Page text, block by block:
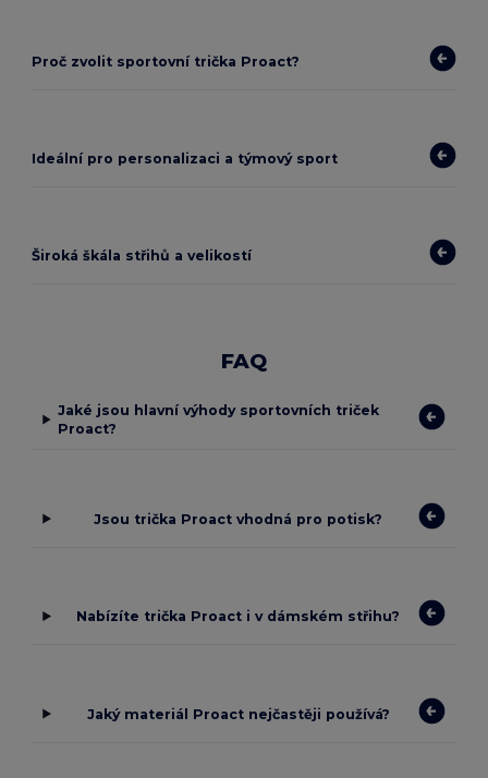
Proč zvolit sportovní trička Proact?
Ideální pro personalizaci a týmový sport
Široká škála střihů a velikostí
FAQ
Jaké jsou hlavní výhody sportovních triček
Proact?
Jsou trička Proact vhodná pro potisk?
Nabízíte trička Proact i v dámském střihu?
Jaký materiál Proact nejčastěji používá?